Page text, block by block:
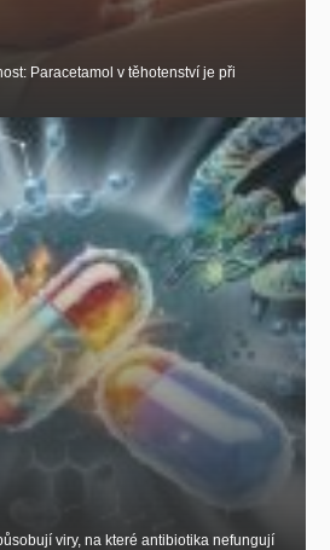
Paracetamol v těhotenství je při
viry, na které antibiotika nefungují